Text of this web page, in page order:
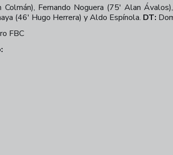
Fernando Noguera (75' Alan
(46' Hugo Herrera) y Aldo Espínola. DT:
FBC